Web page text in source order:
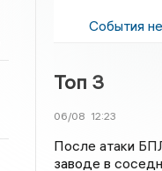
События
Топ 3
06/08 12:23
После атаки
заводе в